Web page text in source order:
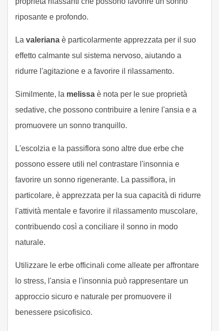
riposante e profondo.
La valeriana è particolarmente apprezzata per il suo
effetto calmante sul sistema nervoso, aiutando a
ridurre l'agitazione e a favorire il rilassamento.
Similmente, la melissa è nota per le sue proprietà
sedative, che possono contribuire a lenire l'ansia e a
promuovere un sonno tranquillo.
L'escolzia e la passiflora sono altre due erbe che
possono essere utili nel contrastare l'insonnia e
favorire un sonno rigenerante. La passiflora, in
particolare, è apprezzata per la sua capacità di ridurre
l'attività mentale e favorire il rilassamento muscolare,
contribuendo così a conciliare il sonno in modo
naturale.
Utilizzare le erbe officinali come alleate per affrontare
lo stress, l'ansia e l'insonnia può rappresentare un
approccio sicuro e naturale per promuovere il
benessere psicofisico.